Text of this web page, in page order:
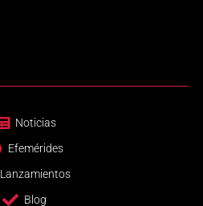
Noticias
Efemérides
Lanzamientos
Blog